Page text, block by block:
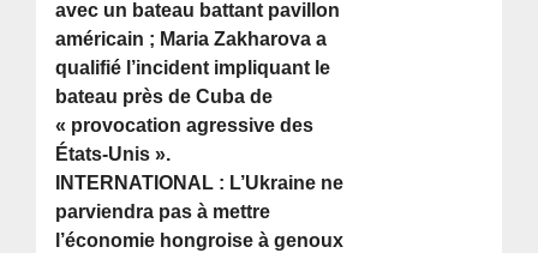
avec un bateau battant pavillon
américain ; Maria Zakharova a
qualifié l’incident impliquant le
bateau près de Cuba de
« provocation agressive des
États-Unis ».
INTERNATIONAL : L’Ukraine ne
parviendra pas à mettre
l’économie hongroise à genoux